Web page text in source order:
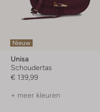
Nieuw
Unisa
Schoudertas
€ 139,99
+ meer kleuren